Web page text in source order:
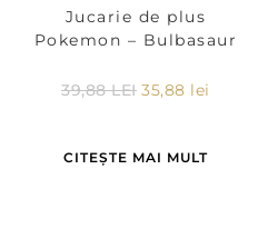
Jucarie de plus
Pokemon – Bulbasaur
39,88LEI 35,88 lei
CITEȘTE MAI MULT